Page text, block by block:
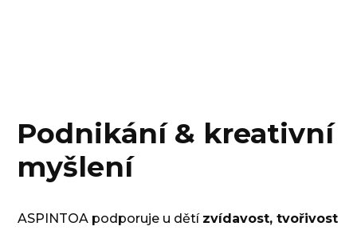
Podnikání & kreativní
myšlení
ASPINTOA podporuje u dětí zvídavost, tvořivost